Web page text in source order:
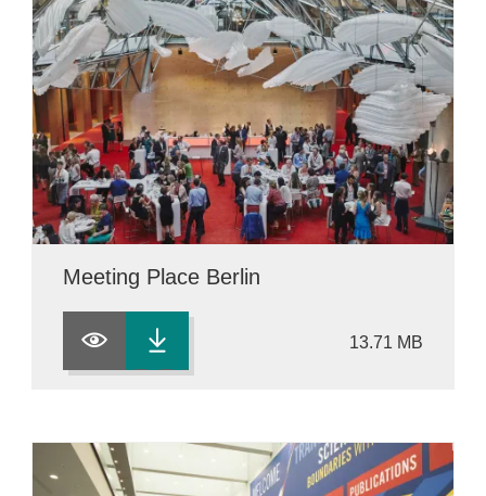
Meeting Place Berlin
13.71 MB